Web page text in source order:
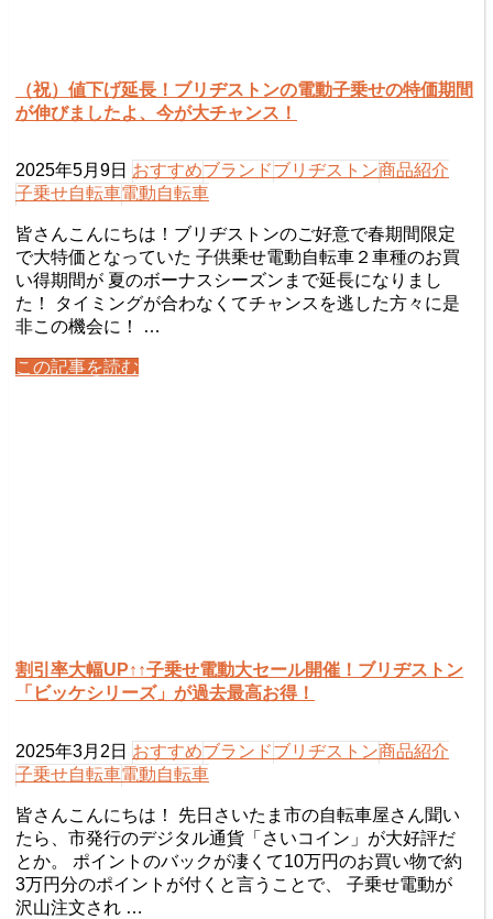
（祝）値下げ延長！ブリヂストンの電動子乗せの特価期間
が伸びましたよ、今が大チャンス！
2025年5月9日 おすすめブランドブリヂストン商品紹介
子乗せ自転車電動自転車
皆さんこんにちは！ブリヂストンのご好意で春期間限定
で大特価となっていた 子供乗せ電動自転車２車種のお買
い得期間が 夏のボーナスシーズンまで延長になりまし
た！ タイミングが合わなくてチャンスを逃した方々に是
非この機会に！ …
この記事を読む
割引率大幅UP↑↑子乗せ電動大セール開催！ブリヂストン
「ビッケシリーズ」が過去最高お得！
2025年3月2日 おすすめブランドブリヂストン商品紹介
子乗せ自転車電動自転車
皆さんこんにちは！ 先日さいたま市の自転車屋さん聞い
たら、市発行のデジタル通貨「さいコイン」が大好評だ
とか。 ポイントのバックが凄くて10万円のお買い物で約
3万円分のポイントが付くと言うことで、 子乗せ電動が
沢山注文され …